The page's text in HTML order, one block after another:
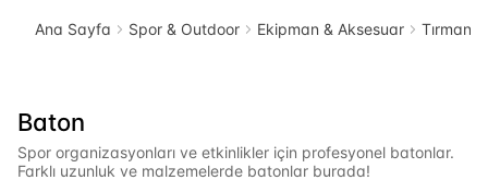
Ana Sayfa Spor & Outdoor Ekipman & Aksesuar Tırmanış
Baton
Spor organizasyonları ve etkinlikler için profesyonel batonlar.
Farklı uzunluk ve malzemelerde batonlar burada!